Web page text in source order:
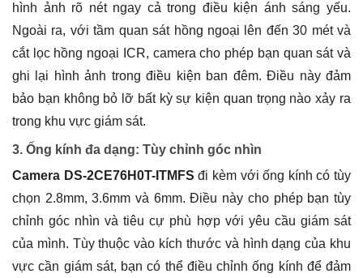
hình ảnh rõ nét ngay cả trong điều kiện ánh sáng yếu.
Ngoài ra, với tầm quan sát hồng ngoại lên đến 30 mét và
cắt lọc hồng ngoại ICR, camera cho phép bạn quan sát và
ghi lại hình ảnh trong điều kiện ban đêm. Điều này đảm
bảo bạn không bỏ lỡ bất kỳ sự kiện quan trọng nào xảy ra
trong khu vực giám sát.
3. Ống kính đa dạng: Tùy chỉnh góc nhìn
Camera DS-2CE76H0T-ITMFS đi kèm với ống kính có tùy
chọn 2.8mm, 3.6mm và 6mm. Điều này cho phép bạn tùy
chỉnh góc nhìn và tiêu cự phù hợp với yêu cầu giám sát
của mình. Tùy thuộc vào kích thước và hình dạng của khu
vực cần giám sát, bạn có thể điều chỉnh ống kính để đảm